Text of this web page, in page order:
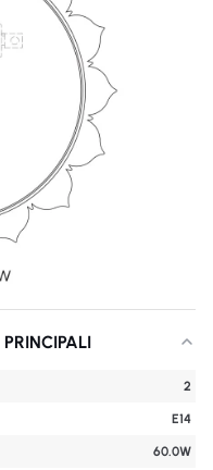
2
E14
60.0W